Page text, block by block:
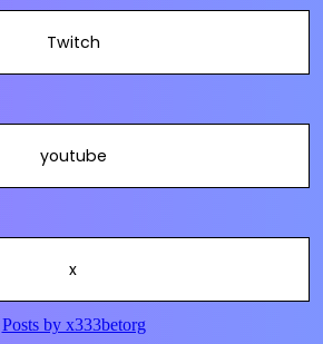
Twitch
youtube
x